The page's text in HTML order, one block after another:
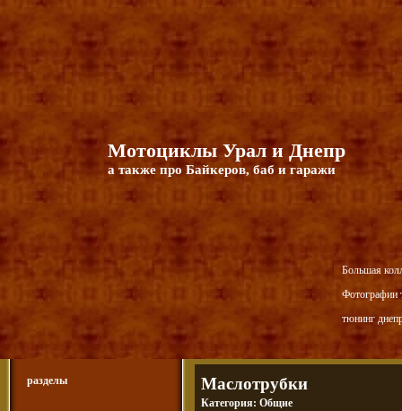
Мотоциклы Урал и Днепр
а также про Байкеров, баб и гаражи
Большая
Фотографии
тюнинг
разделы Маслотрубки
Категория: Общие